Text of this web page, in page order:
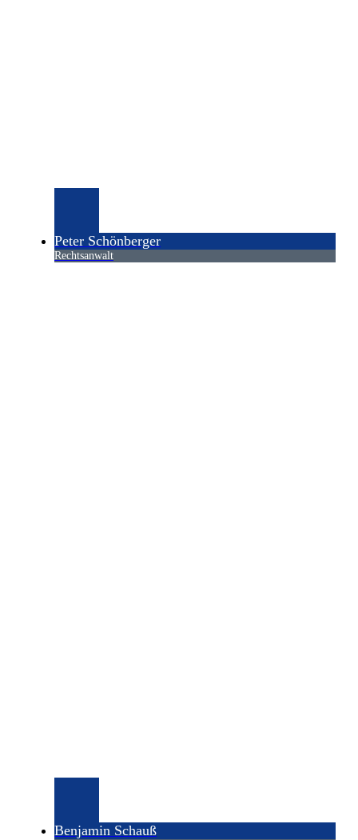
Peter Schönberger
Rechtsanwalt
Benjamin Schauß